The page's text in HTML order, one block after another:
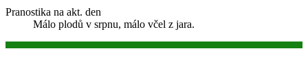
Pranostika na akt. den
Málo plodů v srpnu, málo včel z jara.